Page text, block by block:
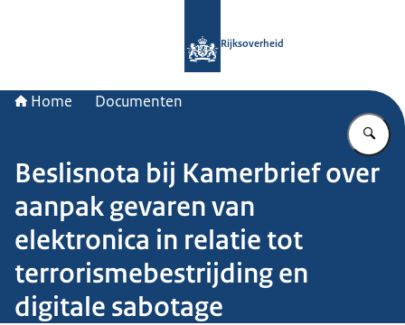
Rijksoverheid
Home Documenten
Beslisnota bij Kamerbrief over
aanpak gevaren van
elektronica in relatie tot
terrorismebestrijding en
digitale sabotage